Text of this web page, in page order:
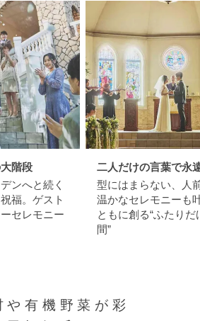
階段
ンへと続く
福。ゲスト
セレモニー
二人だけの言葉で永
型にはまらない、人
温かなセレモニーも
ともに創る“ふたり
間”
や有機野菜が彩